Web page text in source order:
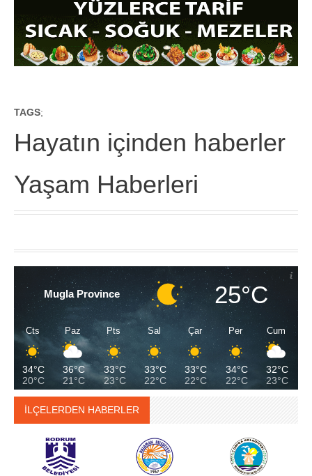
TAGS;
Hayatın içinden haberler
Yaşam Haberleri
Mugla Province 25°C
Cts
34°C
20°C
Paz
36°C
21°C
Pts
33°C
23°C
Sal
33°C
22°C
Çar
33°C
22°C
Per
34°C
22°C
Cum
32°C
23°C
İLÇELERDEN HABERLER